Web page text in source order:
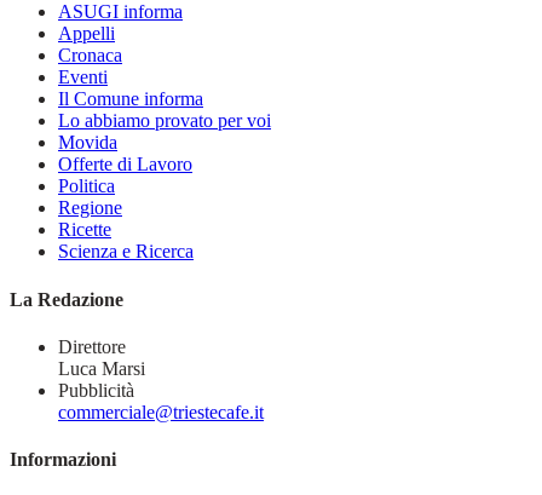
ASUGI informa
Appelli
Cronaca
Eventi
Il Comune informa
Lo abbiamo provato per voi
Movida
Offerte di Lavoro
Politica
Regione
Ricette
Scienza e Ricerca
La Redazione
Direttore
Luca Marsi
Pubblicità
commerciale@triestecafe.it
Informazioni